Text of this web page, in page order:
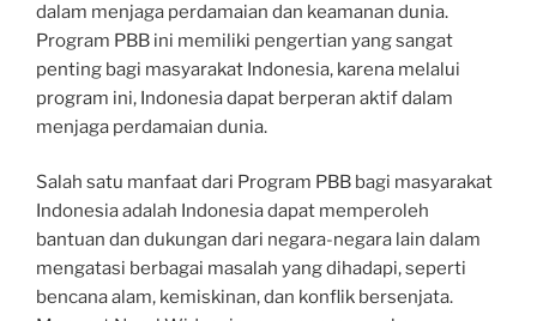
dalam menjaga perdamaian dan keamanan dunia.
Program PBB ini memiliki pengertian yang sangat
penting bagi masyarakat Indonesia, karena melalui
program ini, Indonesia dapat berperan aktif dalam
menjaga perdamaian dunia.
Salah satu manfaat dari Program PBB bagi masyarakat
Indonesia adalah Indonesia dapat memperoleh
bantuan dan dukungan dari negara-negara lain dalam
mengatasi berbagai masalah yang dihadapi, seperti
bencana alam, kemiskinan, dan konflik bersenjata.